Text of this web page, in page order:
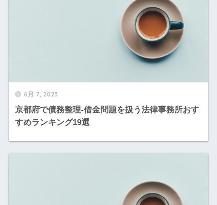
6月 7, 2023
京都府で債務整理-借金問題を扱う法律事務所おす
すめランキング19選